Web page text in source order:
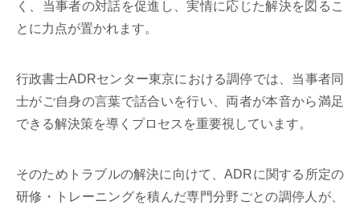
く、当事者の対話を促進し、実情に応じた解決を図るこ
とに力点が置かれます。
行政書士ADRセンター東京における調停では、当事者同
士がご自身の言葉で話合いを行い、両者が本音から満足
できる解決策を導くプロセスを重要視しています。
そのためトラブルの解決に向けて、ADRに関する所定の
研修・トレーニングを積んだ専門分野ごとの調停人が、